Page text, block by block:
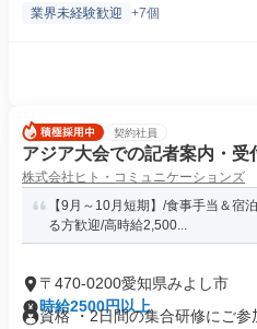
業界未経験歓迎 +7個
契約社員
アジア大会での記者案内・受
株式会社ヒト・コミュニケーションズ
【9月～10月短期】/食事手当＆宿
る方歓迎/高時給2,500...
〒470-0200愛知県みよし市
時給2500円以上
資格 ・2日間の集合研修にご